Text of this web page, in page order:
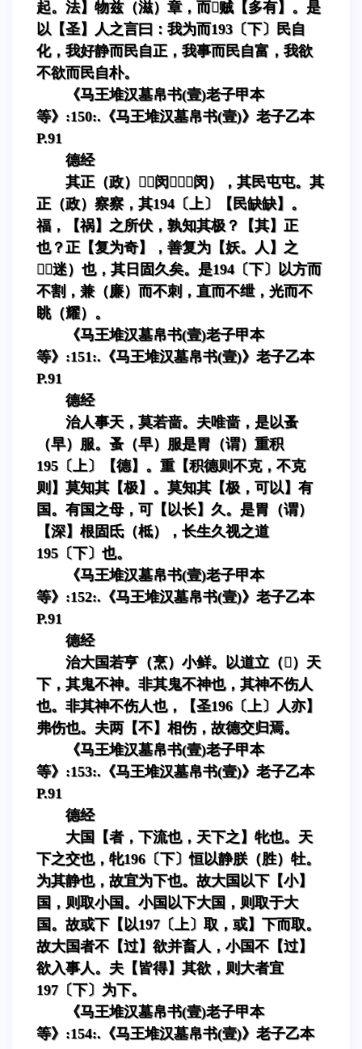
起。法】物兹（滋）章，而贼【多有】。是
以【圣】人之言曰：我为而193〔下〕民自
化，我好静而民自正，我事而民自富，我欲
不欲而民自朴。
《马王堆汉墓帛书(壹)老子甲本
等》:150:.《马王堆汉墓帛书(壹)》老子乙本
P.91
德经
其正（政）（闵）（闵），其民屯屯。其
正（政）察察，其194〔上〕【民缺缺】。
福，【祸】之所伏，孰知其极？【其】正
也？正【复为奇】，善复为【妖。人】之
（迷）也，其日固久矣。是194〔下〕以方而
不割，兼（廉）而不刺，直而不绁，光而不
眺（耀）。
《马王堆汉墓帛书(壹)老子甲本
等》:151:.《马王堆汉墓帛书(壹)》老子乙本
P.91
德经
治人事天，莫若啬。夫唯啬，是以蚤
（早）服。蚤（早）服是胃（谓）重积
195〔上〕【德】。重【积德则不克，不克
则】莫知其【极】。莫知其【极，可以】有
国。有国之母，可【以长】久。是胃（谓）
【深】根固氐（柢），长生久视之道
195〔下〕也。
《马王堆汉墓帛书(壹)老子甲本
等》:152:.《马王堆汉墓帛书(壹)》老子乙本
P.91
德经
治大国若亨（烹）小鲜。以道立（）天
下，其鬼不神。非其鬼不神也，其神不伤人
也。非其神不伤人也，【圣196〔上〕人亦】
弗伤也。夫两【不】相伤，故德交归焉。
《马王堆汉墓帛书(壹)老子甲本
等》:153:.《马王堆汉墓帛书(壹)》老子乙本
P.91
德经
大国【者，下流也，天下之】牝也。天
下之交也，牝196〔下〕恒以静朕（胜）牡。
为其静也，故宜为下也。故大国以下【小】
国，则取小国。小国以下大国，则取于大
国。故或下【以197〔上〕取，或】下而取。
故大国者不【过】欲并畜人，小国不【过】
欲入事人。夫【皆得】其欲，则大者宜
197〔下〕为下。
《马王堆汉墓帛书(壹)老子甲本
等》:154:.《马王堆汉墓帛书(壹)》老子乙本